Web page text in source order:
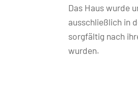
Das Haus wurde
ausschließlich in
sorgfältig nach
wurden.